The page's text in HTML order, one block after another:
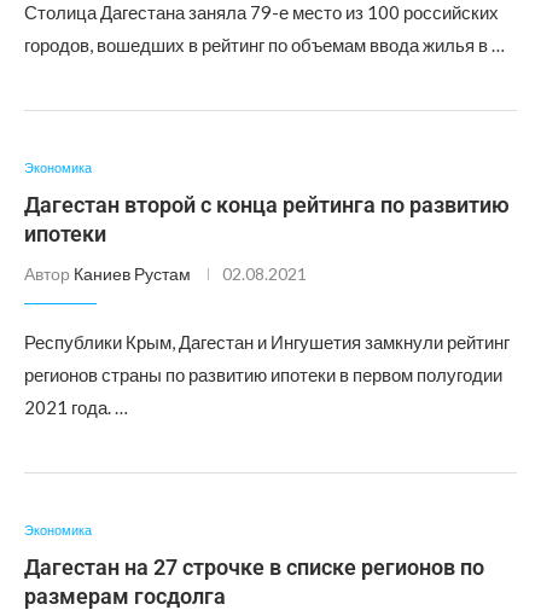
Столица Дагестана заняла 79-е место из 100 российских
городов, вошедших в рейтинг по объемам ввода жилья в …
Экономика
Дагестан второй с конца рейтинга по развитию
ипотеки
Автор Каниев Рустам 02.08.2021
Республики Крым, Дагестан и Ингушетия замкнули рейтинг
регионов страны по развитию ипотеки в первом полугодии
2021 года. …
Экономика
Дагестан на 27 строчке в списке регионов по
размерам госдолга